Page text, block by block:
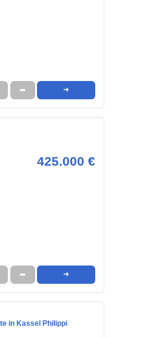
➦ ➜
425.000 €
➦ ➜
in Kassel Philippi